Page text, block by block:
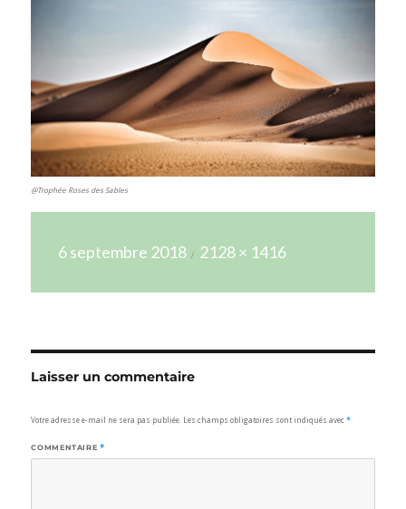
@Trophée Roses des Sables
le
6 septembre 2018
réelle
2128 × 1416
Laisser un commentaire
Votre adresse e-mail ne sera pas publiée. Les champs obligatoires sont indiqués avec*
COMMENTAIRE *